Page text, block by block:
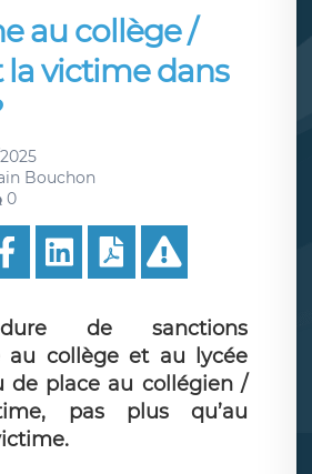
au collège /
la victime dans
Bouchon
0
de sanctions
au collège et au lycée
de place au collégien /
pas plus qu’au